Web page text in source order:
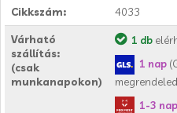
Cikkszám: 4033
Várható
szállítás:
(csak
munkanapokon)
1 db
1 nap
1-3 nap